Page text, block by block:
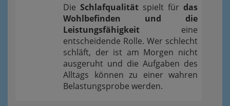
Die Schlafqualität spielt für das
Wohlbefinden und die
Leistungsfähigkeit eine
entscheidende Rolle. Wer schlecht
schläft, der ist am Morgen nicht
ausgeruht und die Aufgaben des
Alltags können zu einer wahren
Belastungsprobe werden.